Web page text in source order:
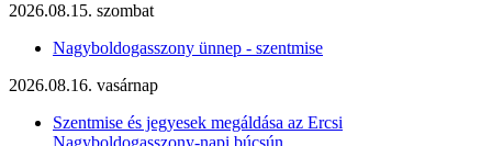
2026.08.15. szombat
Nagyboldogasszony ünnep - szentmise
2026.08.16. vasárnap
Szentmise és jegyesek megáldása az Ercsi